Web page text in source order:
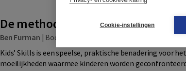
De methode Kids' Skills
Ben Furman | Boom
Kids’ Skills is een speelse, praktische benadering voor
moeilijkheden waarmee kinderen worden
Cookie-instellingen